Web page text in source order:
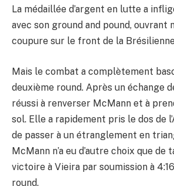
La médaillée d’argent en lutte a
avec son ground and pound, ouvrant
coupure sur le front de la
Mais le combat a complètement
deuxième round. Après un échange
réussi à renverser McMann et à
sol. Elle a rapidement pris le dos de
de passer à un étranglement en
McMann n’a eu d’autre choix que de
victoire à Vieira par soumission à
round.